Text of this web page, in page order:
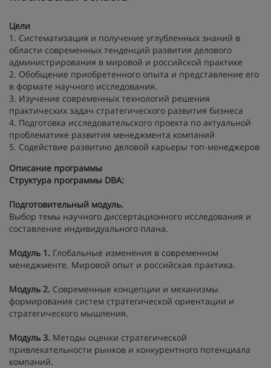
Цели
1. Систематизация и получение углубленных знаний в
области современных тенденций развития делового
администрирования в мировой и российской практике
2. Обобщение приобретенного опыта и представление его
в формате научного исследования.
3. Изучение современных технологий решения
практических задач стратегического развития бизнеса
4. Подготовка исследовательского проекта по актуальной
проблематике развития менеджмента компаний
5. Содействие развитию деловой карьеры топ-менеджеров
Описание программы
Структура программы DBA:
Подготовительный модуль.
Выбор темы научного диссертационного исследования и
составление индивидуального плана.
Модуль 1. Глобальные изменения в современном
менеджменте. Мировой опыт и российская практика.
Модуль 2. Современные концепции и механизмы
формирования систем стратегической ориентации и
стратегического мышления.
Модуль 3. Методы оценки стратегической
привлекательности рынков и конкурентного потенциала
компаний.